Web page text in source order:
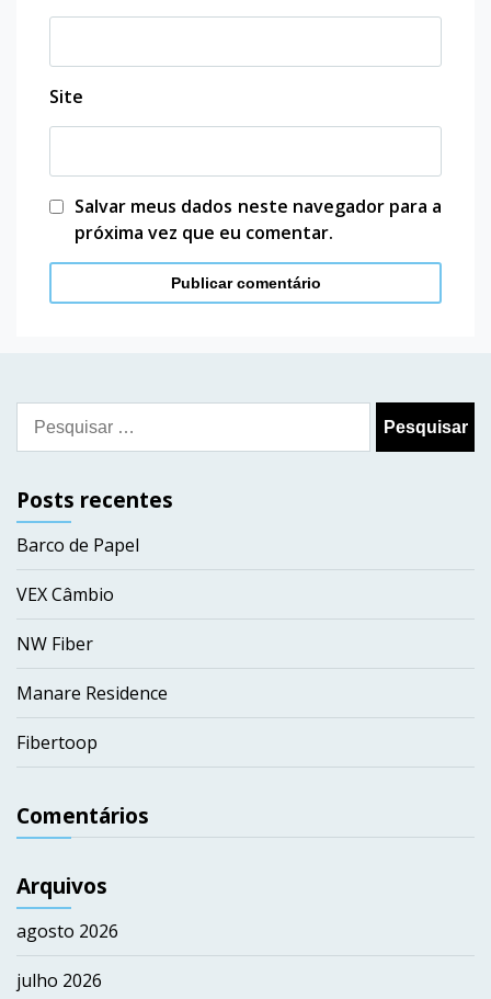
Site
Salvar meus dados neste navegador para a
próxima vez que eu comentar.
Pesquisar
por:
Posts recentes
Barco de Papel
VEX Câmbio
NW Fiber
Manare Residence
Fibertoop
Comentários
Arquivos
agosto 2026
julho 2026